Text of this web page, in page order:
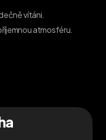
vítáni.
atmosféru.